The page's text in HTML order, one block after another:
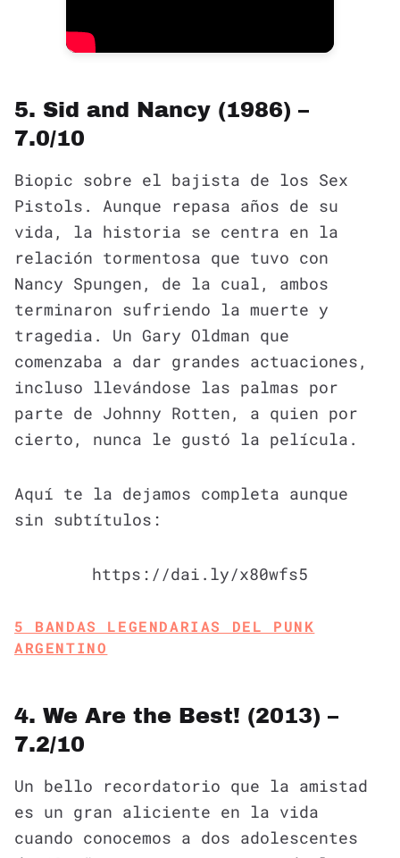
5. Sid and Nancy (1986) –
7.0/10
Biopic sobre el bajista de los Sex
Pistols. Aunque repasa años de su
vida, la historia se centra en la
relación tormentosa que tuvo con
Nancy Spungen, de la cual, ambos
terminaron sufriendo la muerte y
tragedia. Un Gary Oldman que
comenzaba a dar grandes actuaciones,
incluso llevándose las palmas por
parte de Johnny Rotten, a quien por
cierto, nunca le gustó la película.
Aquí te la dejamos completa aunque
sin subtítulos:
https://dai.ly/x80wfs5
5 BANDAS LEGENDARIAS DEL PUNK
ARGENTINO
4. We Are the Best! (2013) –
7.2/10
Un bello recordatorio que la amistad
es un gran aliciente en la vida
cuando conocemos a dos adolescentes